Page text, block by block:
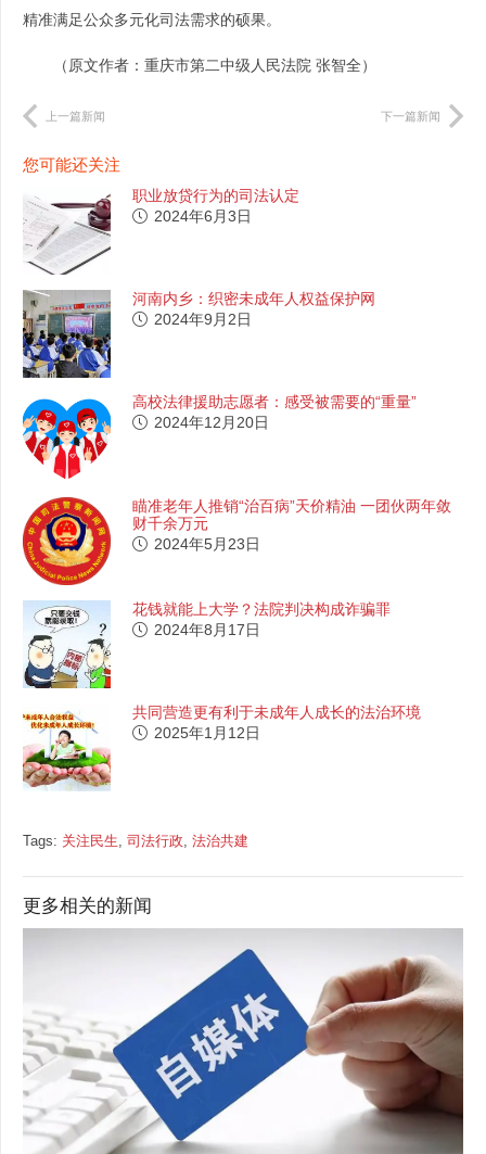
精准满足公众多元化司法需求的硕果。
（原文作者：重庆市第二中级人民法院 张智全）
上一篇新闻 下一篇新闻
您可能还关注
职业放贷行为的司法认定
2024年6月3日
河南内乡：织密未成年人权益保护网
2024年9月2日
高校法律援助志愿者：感受被需要的“重量”
2024年12月20日
瞄准老年人推销“治百病”天价精油 一团伙两年敛
财千余万元
2024年5月23日
花钱就能上大学？法院判决构成诈骗罪
2024年8月17日
共同营造更有利于未成年人成长的法治环境
2025年1月12日
Tags: 关注民生, 司法行政, 法治共建
更多相关的新闻